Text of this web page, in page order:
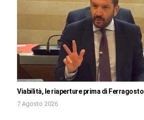
Viabilità, le riaperture prima di Ferragosto
7 Agosto 2026